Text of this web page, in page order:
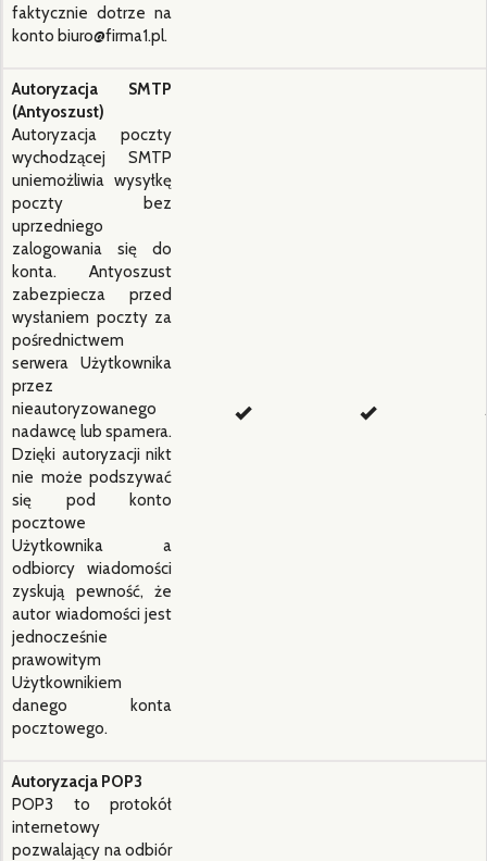
faktycznie dotrze na
konto biuro@firma1.pl.
Autoryzacja SMTP
(Antyoszust)
Autoryzacja poczty
wychodzącej SMTP
uniemożliwia wysyłkę
poczty bez
uprzedniego
zalogowania się do
konta. Antyoszust
zabezpiecza przed
wysłaniem poczty za
pośrednictwem
serwera Użytkownika
przez
nieautoryzowanego
nadawcę lub spamera.
Dzięki autoryzacji nikt
nie może podszywać
się pod konto
pocztowe
Użytkownika a
odbiorcy wiadomości
zyskują pewność, że
autor wiadomości jest
jednocześnie
prawowitym
Użytkownikiem
danego konta
pocztowego.
Autoryzacja POP3
POP3 to protokół
internetowy
pozwalający na odbiór